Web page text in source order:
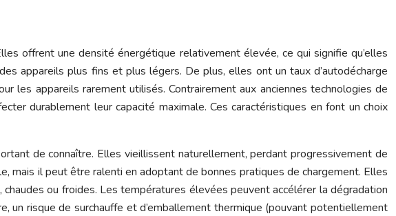
offrent une densité énergétique relativement élevée, ce qui signifie qu’elles
appareils plus fins et plus légers. De plus, elles ont un taux d’autodécharge
les appareils rarement utilisés. Contrairement aux anciennes technologies de
durablement leur capacité maximale. Ces caractéristiques en font un choix
de connaître. Elles vieillissent naturellement, perdant progressivement de
mais il peut être ralenti en adoptant de bonnes pratiques de chargement. Elles
ou froides. Les températures élevées peuvent accélérer la dégradation
risque de surchauffe et d’emballement thermique (pouvant potentiellement